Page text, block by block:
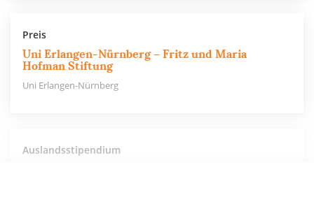
Preis
Uni Erlangen-Nürnberg – Fritz und Maria
Hofman Stiftung
Uni Erlangen-Nürnberg
Auslandsstipendium